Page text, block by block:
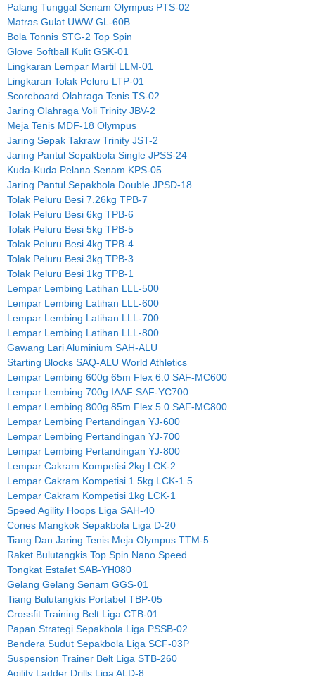
Palang Tunggal Senam Olympus PTS-02
Matras Gulat UWW GL-60B
Bola Tonnis STG-2 Top Spin
Glove Softball Kulit GSK-01
Lingkaran Lempar Martil LLM-01
Lingkaran Tolak Peluru LTP-01
Scoreboard Olahraga Tenis TS-02
Jaring Olahraga Voli Trinity JBV-2
Meja Tenis MDF-18 Olympus
Jaring Sepak Takraw Trinity JST-2
Jaring Pantul Sepakbola Single JPSS-24
Kuda-Kuda Pelana Senam KPS-05
Jaring Pantul Sepakbola Double JPSD-18
Tolak Peluru Besi 7.26kg TPB-7
Tolak Peluru Besi 6kg TPB-6
Tolak Peluru Besi 5kg TPB-5
Tolak Peluru Besi 4kg TPB-4
Tolak Peluru Besi 3kg TPB-3
Tolak Peluru Besi 1kg TPB-1
Lempar Lembing Latihan LLL-500
Lempar Lembing Latihan LLL-600
Lempar Lembing Latihan LLL-700
Lempar Lembing Latihan LLL-800
Gawang Lari Aluminium SAH-ALU
Starting Blocks SAQ-ALU World Athletics
Lempar Lembing 600g 65m Flex 6.0 SAF-MC600
Lempar Lembing 700g IAAF SAF-YC700
Lempar Lembing 800g 85m Flex 5.0 SAF-MC800
Lempar Lembing Pertandingan YJ-600
Lempar Lembing Pertandingan YJ-700
Lempar Lembing Pertandingan YJ-800
Lempar Cakram Kompetisi 2kg LCK-2
Lempar Cakram Kompetisi 1.5kg LCK-1.5
Lempar Cakram Kompetisi 1kg LCK-1
Speed Agility Hoops Liga SAH-40
Cones Mangkok Sepakbola Liga D-20
Tiang Dan Jaring Tenis Meja Olympus TTM-5
Raket Bulutangkis Top Spin Nano Speed
Tongkat Estafet SAB-YH080
Gelang Gelang Senam GGS-01
Tiang Bulutangkis Portabel TBP-05
Crossfit Training Belt Liga CTB-01
Papan Strategi Sepakbola Liga PSSB-02
Bendera Sudut Sepakbola Liga SCF-03P
Suspension Trainer Belt Liga STB-260
Agility Ladder Drills Liga ALD-8